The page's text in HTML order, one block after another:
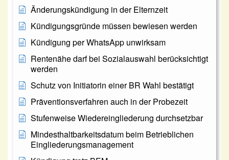
Änderungskündigung in der Elternzeit
Kündigungsgründe müssen bewiesen werden
Kündigung per WhatsApp unwirksam
Rentenähe darf bei Sozialauswahl berücksichtigt
werden
Schutz von Initiatorin einer BR Wahl bestätigt
Präventionsverfahren auch in der Probezeit
Stufenweise Wiedereingliederung durchsetzbar
Mindesthaltbarkeitsdatum beim Betrieblichen
Eingliederungsmanagement